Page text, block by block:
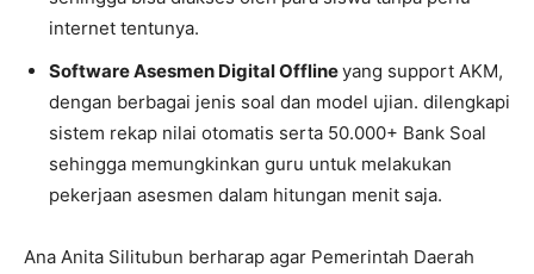
internet tentunya.
Software Asesmen Digital Offlineyang support AKM,
dengan berbagai jenis soal dan model ujian. dilengkapi
sistem rekap nilai otomatis serta 50.000+ Bank Soal
sehingga memungkinkan guru untuk melakukan
pekerjaan asesmen dalam hitungan menit saja.
Ana Anita Silitubun berharap agar Pemerintah Daerah